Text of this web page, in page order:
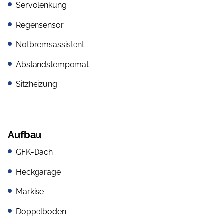
Servolenkung
Regensensor
Notbremsassistent
Abstandstempomat
Sitzheizung
Aufbau
GFK-Dach
Heckgarage
Markise
Doppelboden